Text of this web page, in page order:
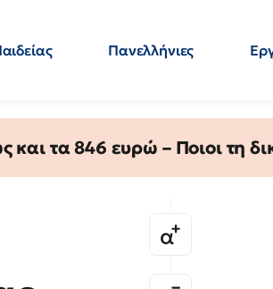
Πανελλήνιες
τα 846 ευρώ – Ποιοι τη